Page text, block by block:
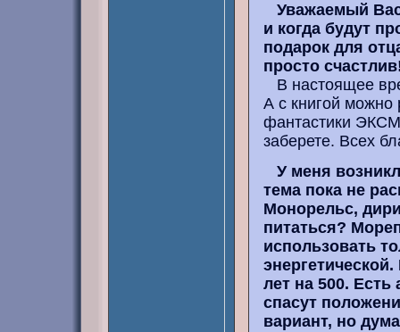
Уважаемый
и когда будут
подарок для
просто
В настоящее
А с книгой можно
фантастики
заберете. Всех
У меня
тема пока не
Монорельс,
питаться?
использовать
лет на 500. Есть
спасут
вариант, но